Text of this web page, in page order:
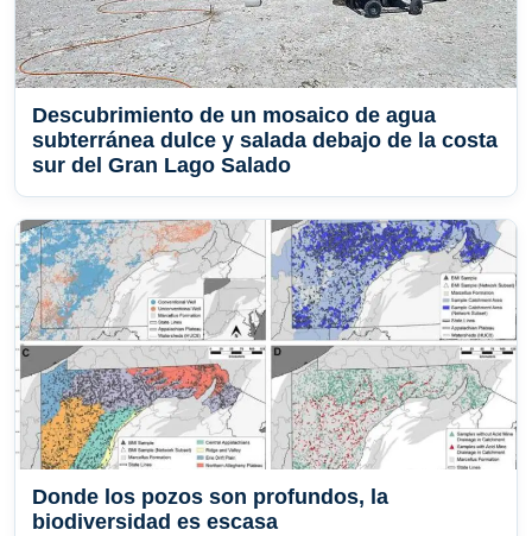
Descubrimiento de un mosaico de agua
subterránea dulce y salada debajo de la costa
sur del Gran Lago Salado
Donde los pozos son profundos, la
biodiversidad es escasa